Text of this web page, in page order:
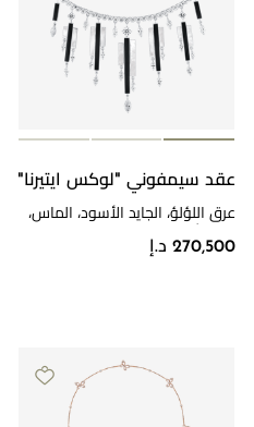
عقد سيمفوني "لوكس ايتيرنا"
عرق اللؤلؤ، الجايد الأسود، الماس،
270,500 د.إ